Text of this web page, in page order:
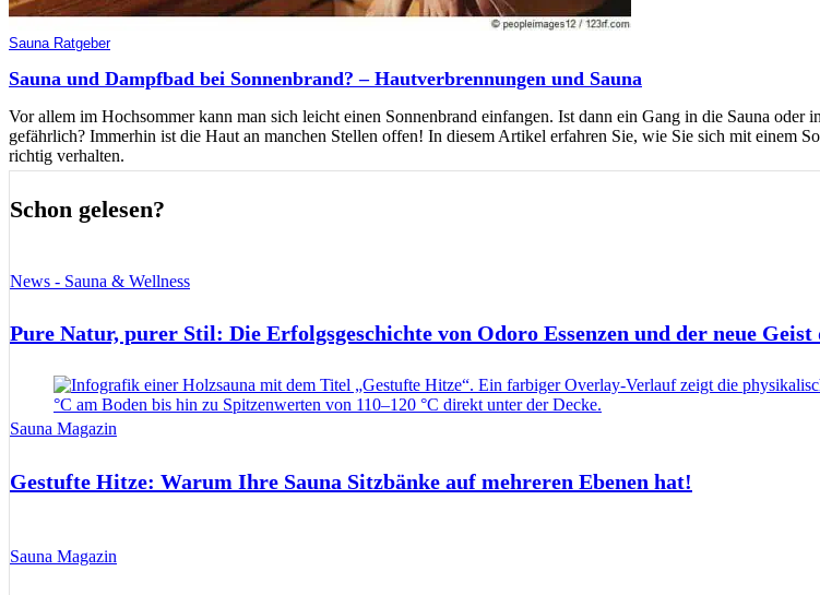
Sauna Ratgeber
Sauna und Dampfbad bei Sonnenbrand? – Hautverbrennungen und Sauna
Vor allem im Hochsommer kann man sich leicht einen Sonnenbrand einfangen. Ist dann ein Gang in die Sauna oder
gefährlich? Immerhin ist die Haut an manchen Stellen offen! In diesem Artikel erfahren Sie, wie Sie sich mit einem
richtig verhalten.
Schon gelesen?
News - Sauna & Wellness
Pure Natur, purer Stil: Die Erfolgsgeschichte von Odoro Essenzen und der neue Geist
Sauna Magazin
Gestufte Hitze: Warum Ihre Sauna Sitzbänke auf mehreren Ebenen hat!
Sauna Magazin